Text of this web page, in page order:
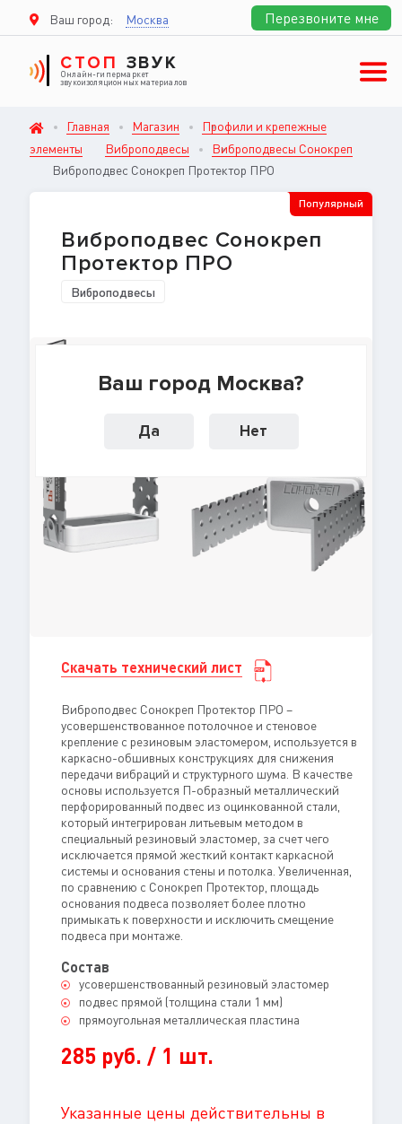
Ваш город: Москва
Ваш город Москва?
Да Нет
СТОП ЗВУК
Онлайн-гипермаркет
звукоизоляционных материалов
Перезвоните мне
Главная Магазин
Профили и крепежные
элементы
Виброподвесы
Виброподвесы Сонокреп
Виброподвес Сонокреп Протектор ПРО
Популярный
Виброподвес Сонокреп
Протектор ПРО
Виброподвесы
Скачать технический лист
Виброподвес Сонокреп Протектор ПРО –
усовершенствованное потолочное и стеновое
крепление с резиновым эластомером, используется в
каркасно-обшивных конструкциях для снижения
передачи вибраций и структурного шума. В качестве
основы используется П-образный металлический
перфорированный подвес из оцинкованной стали,
который интегрирован литьевым методом в
специальный резиновый эластомер, за счет чего
исключается прямой жесткий контакт каркасной
системы и основания стены и потолка. Увеличенная,
по сравнению с Сонокреп Протектор, площадь
основания подвеса позволяет более плотно
примыкать к поверхности и исключить смещение
подвеса при монтаже.
Состав
усовершенствованный резиновый эластомер
подвес прямой (толщина стали 1 мм)
прямоугольная металлическая пластина
285 руб. / 1 шт.
Указанные цены действительны в